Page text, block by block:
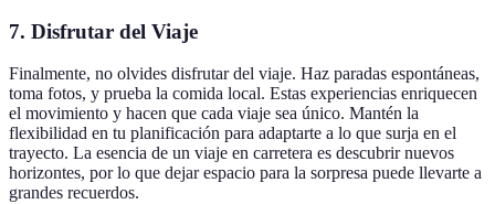
7. Disfrutar del Viaje
Finalmente, no olvides disfrutar del viaje. Haz paradas espontáneas,
toma fotos, y prueba la comida local. Estas experiencias enriquecen
el movimiento y hacen que cada viaje sea único. Mantén la
flexibilidad en tu planificación para adaptarte a lo que surja en el
trayecto. La esencia de un viaje en carretera es descubrir nuevos
horizontes, por lo que dejar espacio para la sorpresa puede llevarte a
grandes recuerdos.